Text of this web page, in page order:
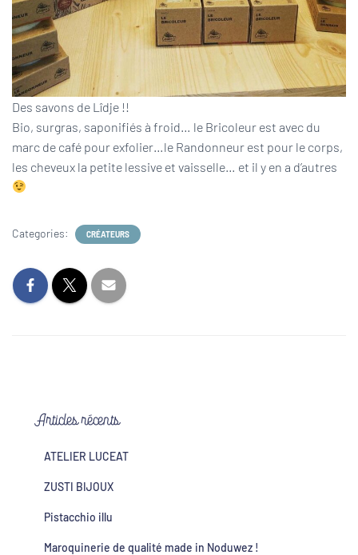
Des savons de Lîdje !!
Bio, surgras, saponifiés à froid… le Bricoleur est avec du
marc de café pour exfolier…le Randonneur est pour le corps,
les cheveux la petite lessive et vaisselle… et il y en a d’autres
Categories: CRÉATEURS
Articles récents
ATELIER LUCEAT
ZUSTI BIJOUX
Pistacchio illu
Maroquinerie de qualité made in Noduwez !